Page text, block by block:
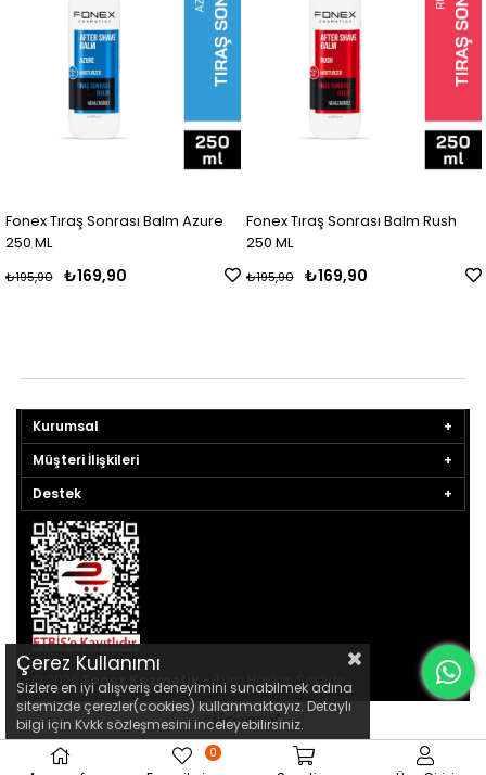
Fonex Tıraş Sonrası Balm Azure
250 ML
₺169,90
₺195,90
Fonex Tıraş Sonrası Balm Rush
250 ML
₺169,90
₺195,90
Kurumsal
Müşteri İlişkileri
Destek
© 2026 Fonex Kozmetik - Tüm Hakları Saklıdır.
Çerez Kullanımı
Sizlere en iyi alışveriş deneyimini sunabilmek adına
sitemizde çerezler(cookies) kullanmaktayız. Detaylı
bilgi için Kvkk sözleşmesini inceleyebilirsiniz.
0